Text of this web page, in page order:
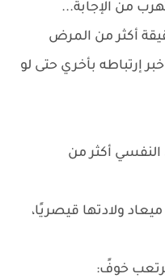
من الإجابة...
أكثر من المرض
إرتباطه بأخري حتى لو
أكثر من
ولادتها قيصريًا،
خوفً: